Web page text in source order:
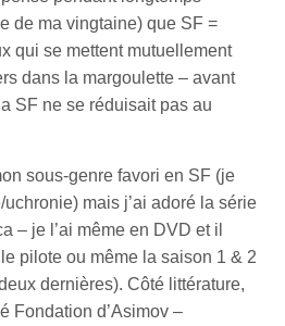
de ma vingtaine) que SF =
qui se mettent mutuellement
dans la margoulette – avant
SF ne se réduisait pas au
sous-genre favori en SF (je
mais j’ai adoré la série
– je l’ai même en DVD et il
pilote ou même la saison 1 & 2
dernières). Côté littérature,
Fondation d’Asimov –